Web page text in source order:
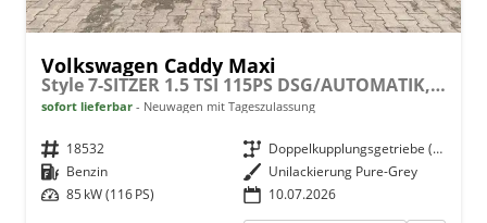
Volkswagen Caddy Maxi
Style 7-SITZER 1.5 TSI 115PS DSG/AUTOMATIK, PURE-GREY, 17" Alu/Ganzjahresreifen, Winterpaket, ACC-Tempomat, Toter-Winkel, ParkAssist, Parksensoren vo/hi, Rückfahrkamera, Radio Ready2Discover 10" + Wireless AppConnect, Climatronic, Abgedunkelte Scheiben
sofort lieferbar Neuwagen mit Tageszulassung
Fahrzeugnr. 18532 Getriebe
Doppelkupplungsgetriebe (DSG)
Kraftstoff Benzin Außenfarbe Unilackierung Pure-Grey
Leistung 85 kW (116 PS) 10.07.2026